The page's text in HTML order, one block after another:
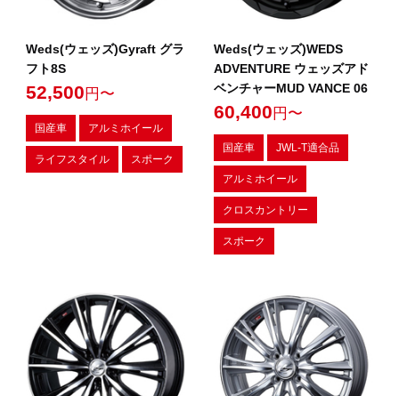
Weds(ウェッズ)Gyraft グラ
フト8S
52,500 円〜
国産車 アルミホイール
ライフスタイル スポーク
Weds(ウェッズ)WEDS
ADVENTURE ウェッズアド
ベンチャーMUD VANCE 06
60,400 円〜
国産車 JWL-T適合品
アルミホイール
クロスカントリー
スポーク